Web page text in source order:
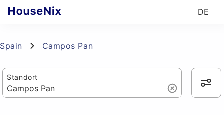
DE
Spain Campos Pan
Standort